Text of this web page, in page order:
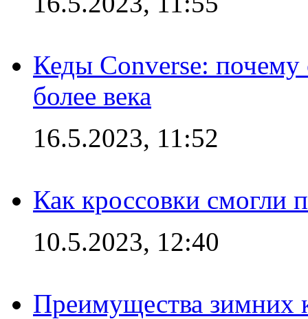
Кеды Converse:
более века
16.5.2023, 11:52
Как кроссовки смогли
10.5.2023, 12:40
Преимущества зимних